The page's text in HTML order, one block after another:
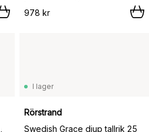
978 kr
I lager
Rörstrand
Swedish Grace djup tallrik 25